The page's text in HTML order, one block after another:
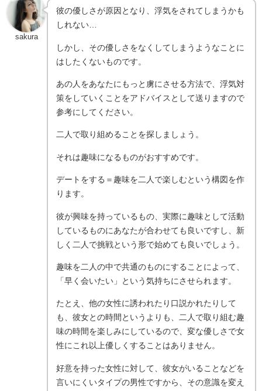
sakura
彼の優しさが原因となり、浮気をされてしまうかも
しれない…
しかし、その優しさをなくしてしまうようなことに
はしたくないものです。
あの人をあなたにもっと虜にさせる方法で、浮気対
策をしていくことをアドバイスとして送りますので
参考にしてください。
二人で取り組めることを探しましょう。
それは趣味になるものがおすすめです。
デートをする＝趣味を二人で楽しむという構図を作
ります。
彼が興味を持っているもの、実際に趣味として活動
しているものにあなたが合わせても良いですし、新
しく二人で挑戦という形で始めても良いでしょう。
趣味を二人の中で共通のものにすることによって、
「早く会いたい」という気持ちにさせられます。
たとえ、他の女性に誘われたり口説かれたりして
も、彼女との時間というよりも、二人で取り組む趣
味の時間を楽しみにしているので、変な優しさで女
性にこれ以上優しくすることはありません。
好意を持った女性に対して、彼女がいることなどを
言いにくいタイプの男性ですから、その意識を変え